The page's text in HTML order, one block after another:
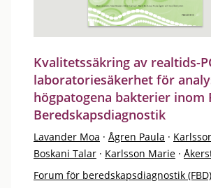
Kvalitetssäkring av realtids-
laboratoriesäkerhet för
högpatogena bakterier inom
Beredskapsdiagnostik
Lavander Moa · Ågren Paula ·
Boskani Talar · Karlsson Marie ·
Forum för beredskapsdiagnostik (FBD)